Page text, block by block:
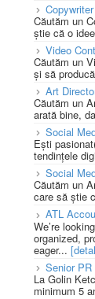
Căutăm un
știe că o
Video
Căutăm un
și să
Art
Căutăm un
arată bine,
Social
Ești
tendințele
Social
Căutăm un
care să știe
ATL
We’re
organized,
eager...
Senior
La Golin
minimum 5